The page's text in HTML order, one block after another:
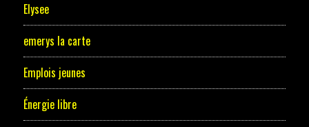
Elysee
emerys la carte
Emplois jeunes
Énergie libre